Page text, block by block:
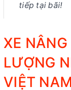
tiếp tại bãi!
XE
LƯỢNG
VIỆT NAM